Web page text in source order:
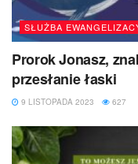
SŁUŻBA
Prorok Jonasz,
przesłanie łaski
9 LISTOPADA 2023 627